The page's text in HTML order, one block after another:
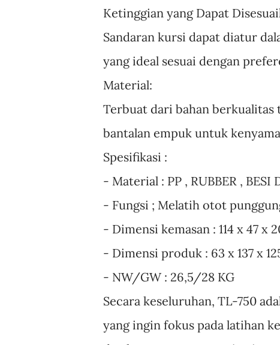
Ketinggian yang Dapat
Sandaran kursi dapat diatur
yang ideal sesuai dengan
Material:
Terbuat dari bahan berkualitas
bantalan empuk untuk
Spesifikasi :
- Material : PP , RUBBER , BESI
- Fungsi ; Melatih otot
- Dimensi kemasan : 114 x 47 x
- Dimensi produk : 63 x 137 x
- NW/GW : 26,5/28 KG
Secara keseluruhan, TL-750
yang ingin fokus pada latihan